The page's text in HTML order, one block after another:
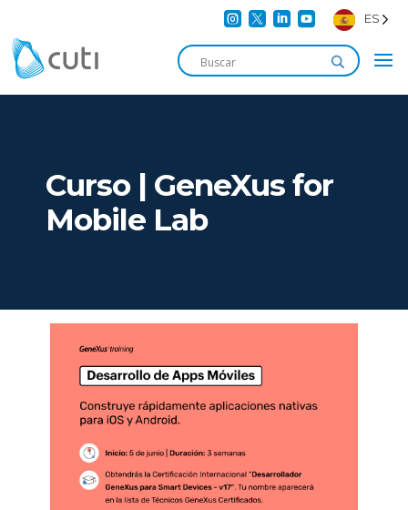
    ES
Curso | GeneXus for
Mobile Lab